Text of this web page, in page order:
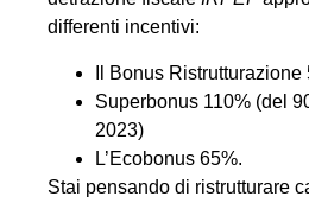
differenti incentivi:
Il Bonus Ristrutturazione
Superbonus 110% (del
2023)
L’Ecobonus 65%.
Stai pensando di ristrutturare